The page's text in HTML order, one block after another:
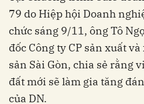
79 do Hiệp hội Doanh
chức sáng 9/11, ông Tô
đốc Công ty CP sản xuất
sản Sài Gòn, chia sẻ rằng
đất mới sẽ làm gia tăng
của DN.